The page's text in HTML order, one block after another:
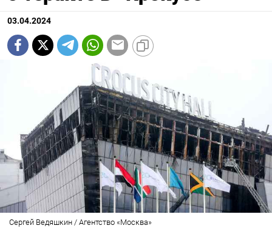
03.04.2024
Сергей Ведяшкин / Агентство «Москва»